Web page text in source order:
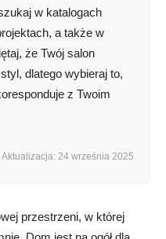
w katalogach
a także w
że Twój salon
dlatego wybieraj to,
z Twoim
Aktualizacja: 24 września 2025
przestrzeni, w której